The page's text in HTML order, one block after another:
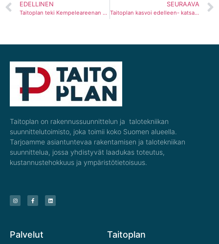
EDELLINEN
Taitoplan teki Kempeleareenan urheilutalon LVI-suunnitelmat
SEURAAVA
Taitoplan kasvoi edelleen- katsaus vuoteen 2022
Taitoplan on rakennussuunnittelun ja talotekniikan
suunnittelutoimisto, joka toimii koko Suomen alueella.
Tarjoamme asiantuntevaa rakentamisen ja talotekniikan
suunnittelua, jossa yhdistyvät laadukas toteutus,
kustannustehokkuus ja ympäristötietoisuus.
Palvelut Taitoplan